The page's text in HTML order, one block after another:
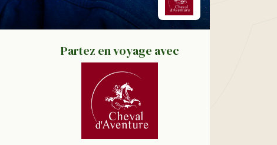
Partez en voyage avec